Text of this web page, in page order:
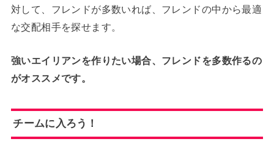
対して、フレンドが多数いれば、フレンドの中から最適
な交配相手を探せます。
強いエイリアンを作りたい場合、フレンドを多数作るの
がオススメです。
チームに入ろう！